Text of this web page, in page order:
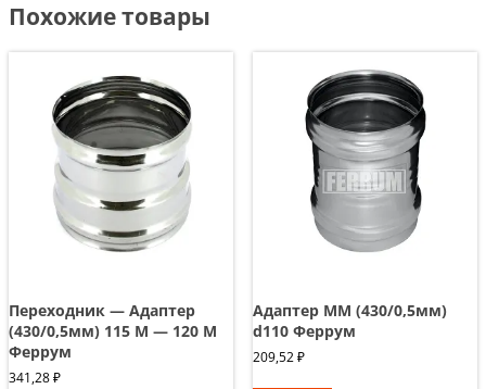
Похожие товары
Переходник — Адаптер
(430/0,5мм) 115 М — 120 М
Феррум
341,28₽
Адаптер ММ (430/0,5мм)
d110 Феррум
209,52₽